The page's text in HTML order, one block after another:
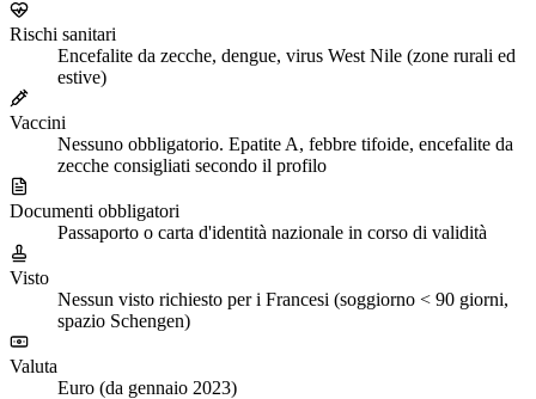
Rischi sanitari
Encefalite da zecche, dengue, virus West Nile (zone rurali ed
estive)
Vaccini
Nessuno obbligatorio. Epatite A, febbre tifoide, encefalite da
zecche consigliati secondo il profilo
Documenti obbligatori
Passaporto o carta d'identità nazionale in corso di validità
Visto
Nessun visto richiesto per i Francesi (soggiorno < 90 giorni,
spazio Schengen)
Valuta
Euro (da gennaio 2023)